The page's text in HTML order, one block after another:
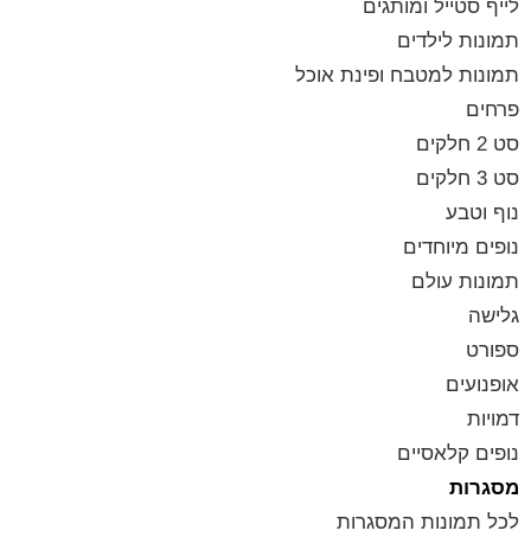
לייף סטייל ומותגים
תמונות לילדים
תמונות למטבח ופינת אוכל
פרחים
סט 2 חלקים
סט 3 חלקים
נוף וטבע
נופים מיוחדים
תמונות עולם
גלישה
ספורט
אופנועים
דמויות
נופים קלאסיים
מסגרות
לכל תמונות המסגרות